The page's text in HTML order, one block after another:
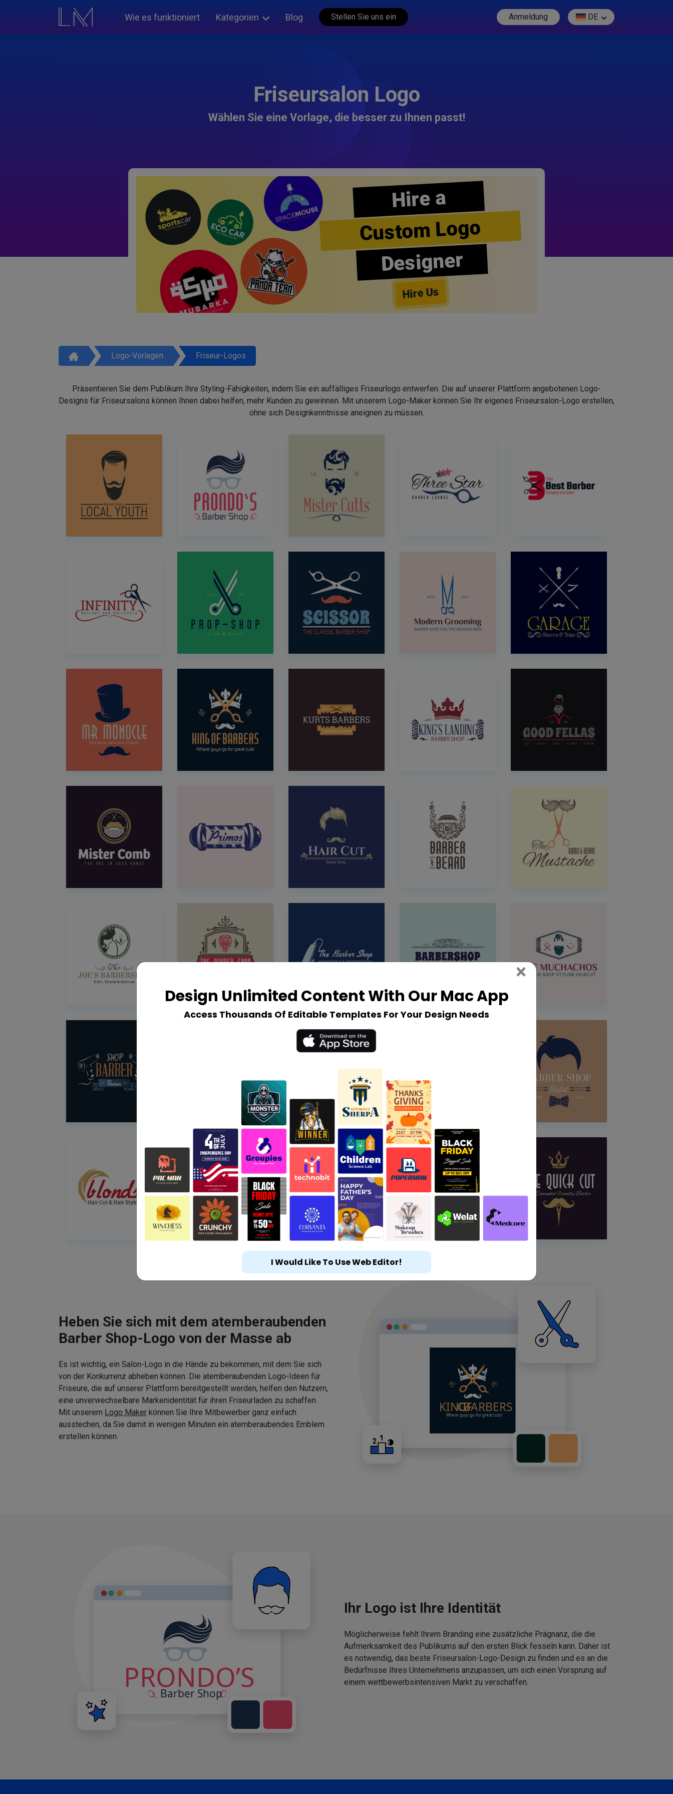
Wie es funktioniert Kategorien Blog Stellen Sie uns ein Anmeldung DE
Friseursalon Logo
Wählen Sie eine Vorlage, die besser zu Ihnen passt!
Hire a
Custom Logo
Designer
Hire Us
Logo-Vorlagen Friseur-Logos
Präsentieren Sie dem Publikum Ihre Styling-Fähigkeiten, indem Sie ein auffälliges Friseurlogo entwerfen. Die auf unserer Plattform angebotenen Logo-
Designs für Friseursalons können Ihnen dabei helfen, mehr Kunden zu gewinnen. Mit unserem Logo-Maker können Sie Ihr eigenes Friseursalon-Logo erstellen,
ohne sich Designkenntnisse aneignen zu müssen.
Heben Sie sich mit dem atemberaubenden
Barber Shop-Logo von der Masse ab
Es ist wichtig, ein Salon-Logo in die Hände zu bekommen, mit dem Sie sich
von der Konkurrenz abheben können. Die atemberaubenden Logo-Ideen für
Friseure, die auf unserer Plattform bereitgestellt werden, helfen den Nutzern,
eine unverwechselbare Markenidentität für ihren Friseurladen zu schaffen.
Mit unserem Logo Maker können Sie Ihre Mitbewerber ganz einfach
ausstechen, da Sie damit in wenigen Minuten ein atemberaubendes Emblem
erstellen können.
Ihr Logo ist Ihre Identität
Möglicherweise fehlt Ihrem Branding eine zusätzliche Prägnanz, die die
Aufmerksamkeit des Publikums auf den ersten Blick fesseln kann. Daher ist
es notwendig, das beste Friseursalon-Logo-Design zu finden und es an die
Bedürfnisse Ihres Unternehmens anzupassen, um sich einen Vorsprung auf
einem wettbewerbsintensiven Markt zu verschaffen.
Design Unlimited Content With Our Mac App
Access Thousands Of Editable Templates For Your Design Needs
× Close
I Would Like To Use Web Editor!